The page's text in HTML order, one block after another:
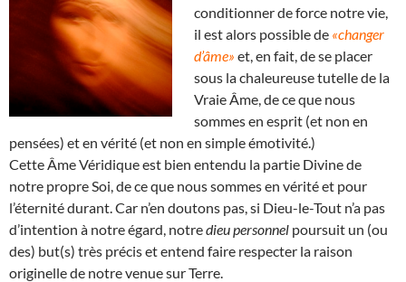
conditionner de force notre vie,
il est alors possible de «changer
d’âme» et, en fait, de se placer
sous la chaleureuse tutelle de la
Vraie Âme, de ce que nous
sommes en esprit (et non en
pensées) et en vérité (et non en simple émotivité.)
Cette Âme Véridique est bien entendu la partie Divine de
notre propre Soi, de ce que nous sommes en vérité et pour
l’éternité durant. Car n’en doutons pas, si Dieu-le-Tout n’a pas
d’intention à notre égard, notredieu personnel poursuit un (ou
des) but(s) très précis et entend faire respecter la raison
originelle de notre venue sur Terre.